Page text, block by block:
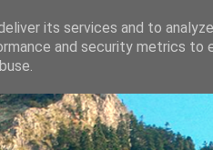
its services and to
and security metrics to